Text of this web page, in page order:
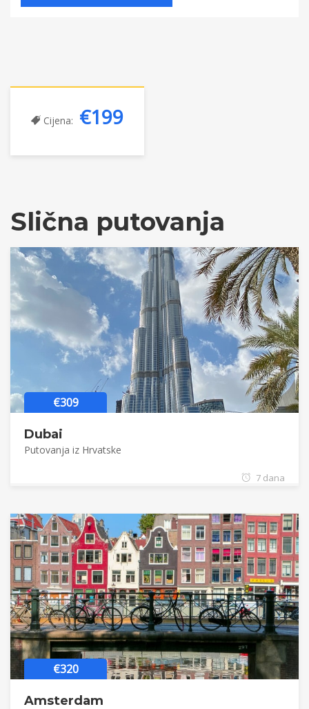
Cijena: €199
Slična putovanja
€309
Dubai
Putovanja iz Hrvatske
7 dana
€320
Amsterdam